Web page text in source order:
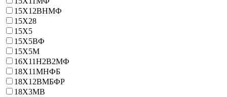
15Х12ВНМФ
15Х28
15Х5
15Х5ВФ
15Х5М
16Х11Н2В2МФ
18Х11МНФБ
18Х12ВМБФР
18Х3МВ